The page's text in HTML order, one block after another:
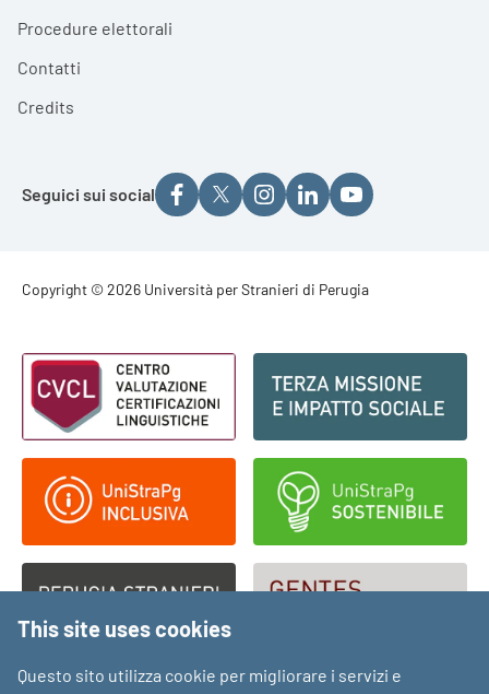
Procedure elettorali
Contatti
Credits
Seguici sui social
Footer - Copyright
Copyright © 2026 Università per Stranieri di Perugia
Footer - Loghi
This site uses cookies
Questo sito utilizza cookie per migliorare i servizi e